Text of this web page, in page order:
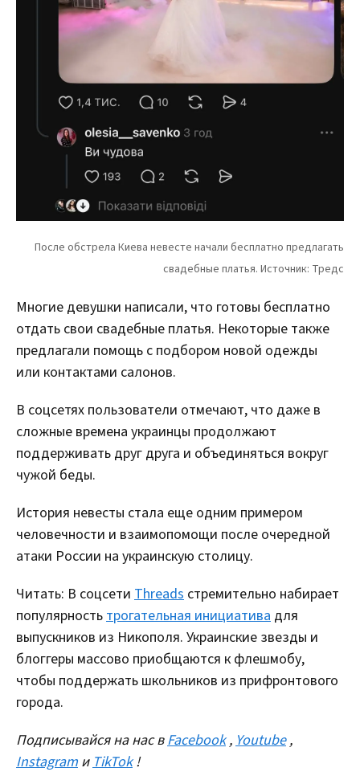
Многие девушки написали, что готовы бесплатно
отдать свои свадебные платья. Некоторые также
предлагали помощь с подбором новой одежды
или контактами салонов.
В соцсетях пользователи отмечают, что даже в
сложные времена украинцы продолжают
поддерживать друг друга и объединяться вокруг
чужой беды.
История невесты стала еще одним примером
человечности и взаимопомощи после очередной
атаки России на украинскую столицу.
Читать: В соцсети Threads стремительно набирает
популярность трогательная инициатива для
выпускников из Никополя. Украинские звезды и
блоггеры массово приобщаются к флешмобу,
чтобы поддержать школьников из прифронтового
города.
Подписывайся на нас в Facebook , Youtube ,
Instagram и TikTok !